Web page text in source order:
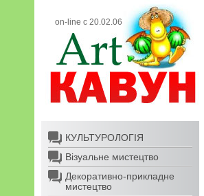
on-line с 20.02.06
КУЛЬТУРОЛОГІЯ
Візуальне мистецтво
Декоративно-прикладне
мистецтво